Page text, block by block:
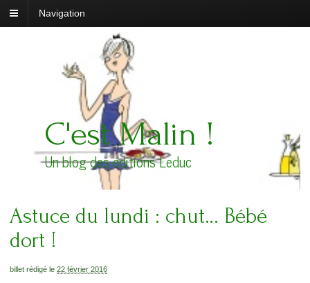
Navigation
C'est Malin !
Un blog des éditions Leduc
Astuce du lundi : chut… Bébé
dort !
billet rédigé le 22 février 2016